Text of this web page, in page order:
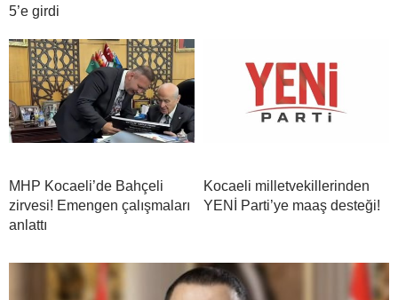
5’e girdi
MHP Kocaeli’de Bahçeli
zirvesi! Emengen çalışmaları
anlattı
Kocaeli milletvekillerinden
YENİ Parti’ye maaş desteği!